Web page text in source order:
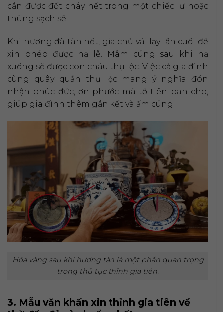
cần được đốt cháy hết trong một chiếc lư hoặc
thùng sạch sẽ.
Khi hương đã tàn hết, gia chủ vái lạy lần cuối để
xin phép được hạ lễ. Mâm cúng sau khi hạ
xuống sẽ được con cháu thụ lộc. Việc cả gia đình
cùng quây quần thụ lộc mang ý nghĩa đón
nhận phúc đức, ơn phước mà tổ tiên ban cho,
giúp gia đình thêm gắn kết và ấm cúng.
Hóa vàng sau khi hương tàn là một phần quan trọng
trong thủ tục thỉnh gia tiên.
3. Mẫu văn khấn xin thỉnh gia tiên về